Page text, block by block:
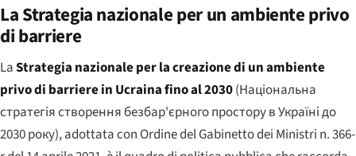
La Strategia nazionale per un ambiente privo
di barriere
LaStrategia nazionale per la creazione di un ambiente
privo di barriere in Ucraina fino al 2030(Національна
стратегія створення безбар'єрного простору в Україні до
2030 року), adottata con Ordine del Gabinetto dei Ministri n. 366-